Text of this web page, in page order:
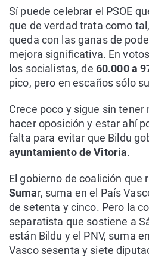
Sí puede celebrar el PSOE
que de verdad trata como
queda con las ganas de
mejora significativa. En
los socialistas, de 60.000 a
pico, pero en escaños sólo
Crece poco y sigue sin tener
hacer oposición y estar ahí
falta para evitar que Bildu
ayuntamiento de Vitoria.
El gobierno de coalición que
Sumar, suma en el País
de setenta y cinco. Pero la
separatista que sostiene a
están Bildu y el PNV, suma
Vasco sesenta y siete